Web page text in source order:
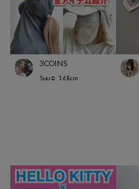
3COINS
Suu☺︎ 168cm